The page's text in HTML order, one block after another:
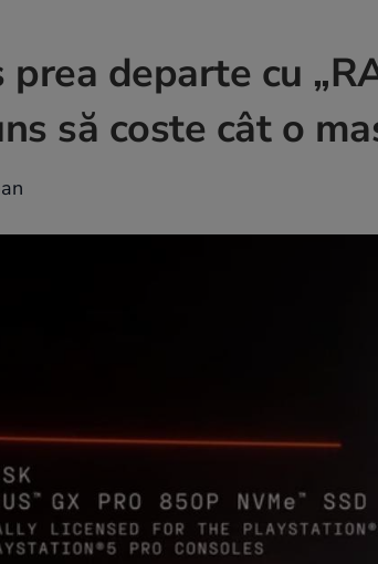
prea departe cu
să coste cât o